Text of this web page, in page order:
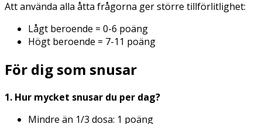
Att använda alla åtta frågorna ger större tillförlitlighet:
Lågt beroende = 0-6 poäng
Högt beroende = 7-11 poäng
För dig som snusar
1. Hur mycket snusar du per dag?
Mindre än 1/3 dosa: 1 poäng